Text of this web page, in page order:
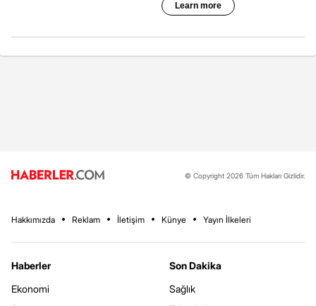
© Copyright 2026 Tüm Hakları Gizlidir.
Hakkımızda Reklam İletişim Künye Yayın İlkeleri
Haberler
Ekonomi
Son Dakika
Sağlık